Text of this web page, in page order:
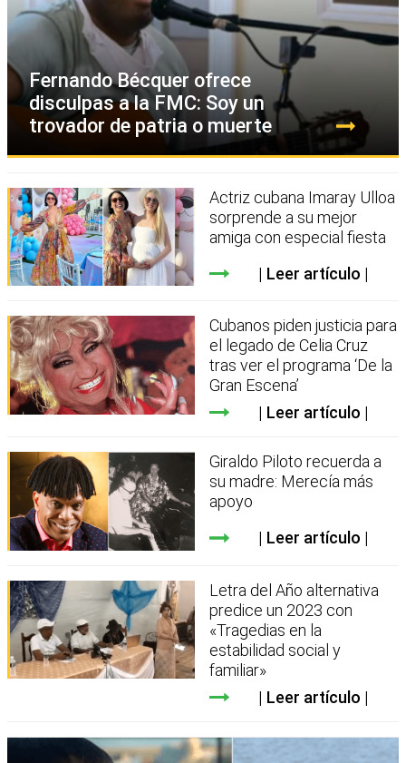
Fernando Bécquer ofrece
disculpas a la FMC: Soy un
trovador de patria o muerte
Actriz cubana Imaray Ulloa
sorprende a su mejor
amiga con especial fiesta
Leer artículo
Cubanos piden justicia para
el legado de Celia Cruz
tras ver el programa ‘De la
Gran Escena’
Leer artículo
Giraldo Piloto recuerda a
su madre: Merecía más
apoyo
Leer artículo
Letra del Año alternativa
predice un 2023 con
«Tragedias en la
estabilidad social y
familiar»
Leer artículo